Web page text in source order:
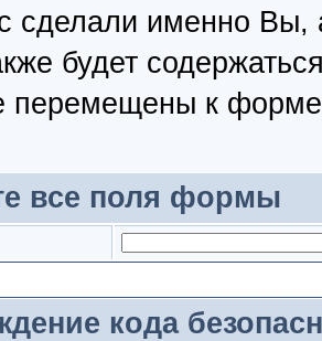
сделали именно
будет
перемещены к
все поля формы
кода